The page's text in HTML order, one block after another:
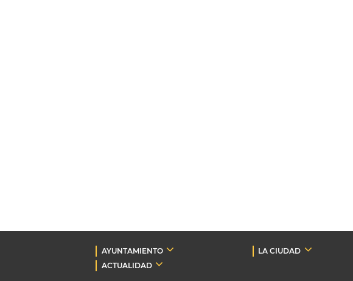
AYUNTAMIENTO LA CIUDAD
ACTUALIDAD